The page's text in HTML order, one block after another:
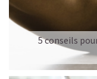
5 conseils